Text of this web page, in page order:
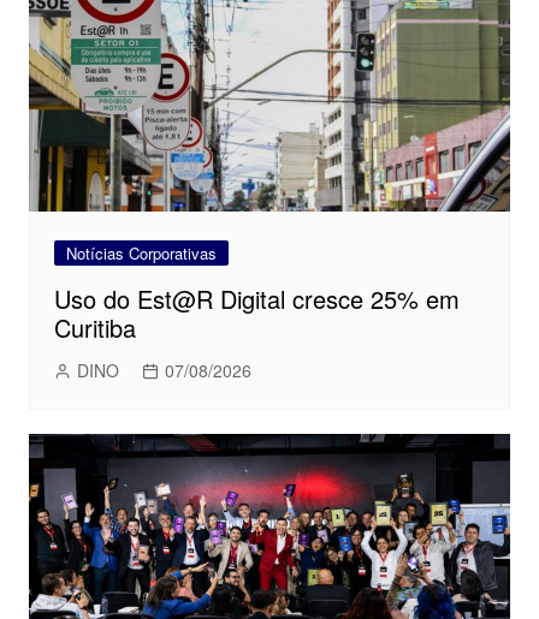
Notícias Corporativas
Uso do Est@R Digital cresce 25% em
Curitiba
DINO 07/08/2026